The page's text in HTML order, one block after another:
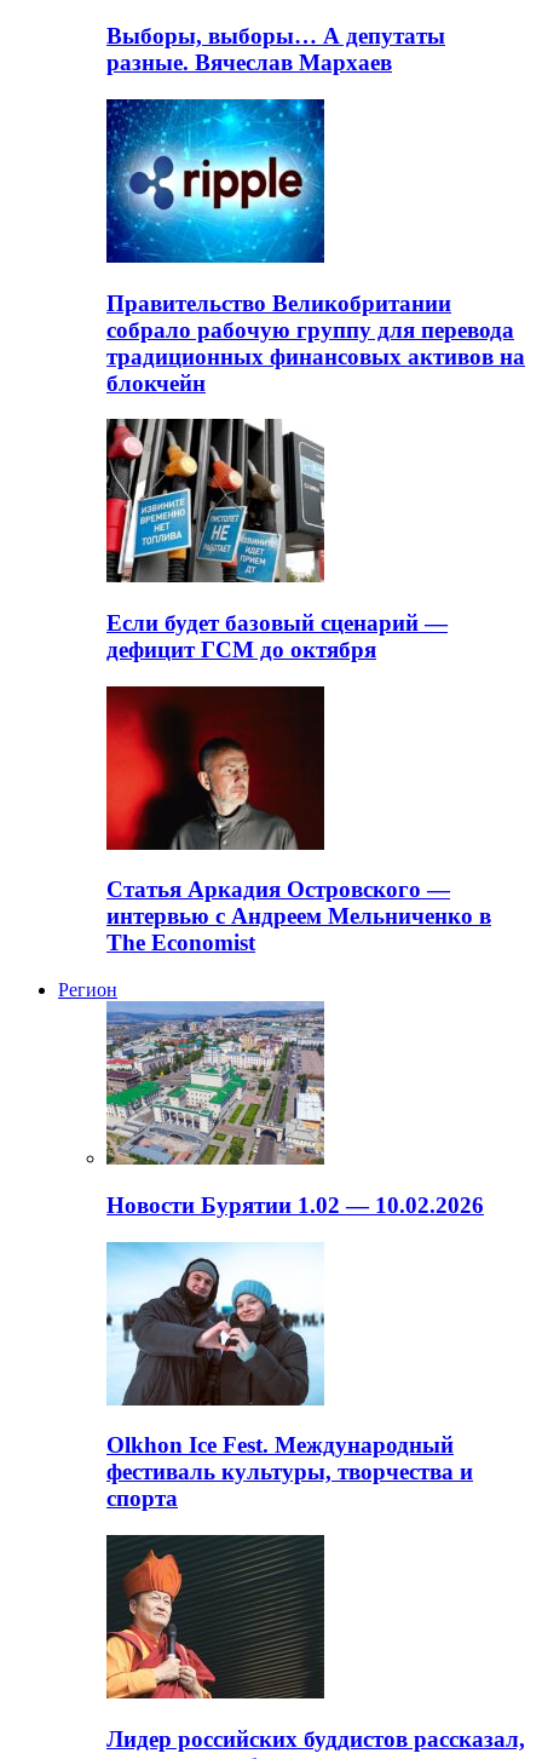
Выборы, выборы… А депутаты
разные. Вячеслав Мархаев
Правительство Великобритании
собрало рабочую группу для перевода
традиционных финансовых активов на
блокчейн
Если будет базовый сценарий —
дефицит ГСМ до октября
Статья Аркадия Островского —
интервью с Андреем Мельниченко в
The Economist
Регион
Новости Бурятии 1.02 — 10.02.2026
Olkhon Ice Fest. Международный
фестиваль культуры, творчества и
спорта
Лидер российских буддистов рассказал,